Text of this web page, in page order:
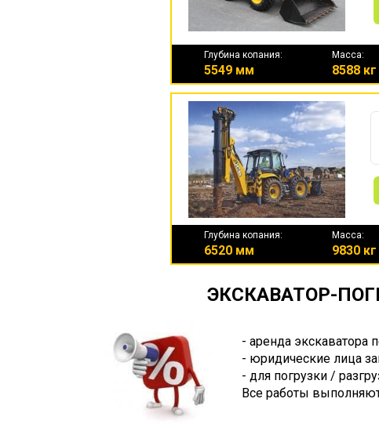
Глубина копания:
5549 мм
Масса:
8588 кг
Глубина копания:
6520 мм
Масса:
9830 кг
ЭКСКАВАТОР-
- аренда экскаватора
- юридические лица
- для погрузки /
Все работы